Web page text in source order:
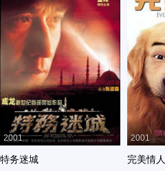
2001
特务迷城
2001
完美情人